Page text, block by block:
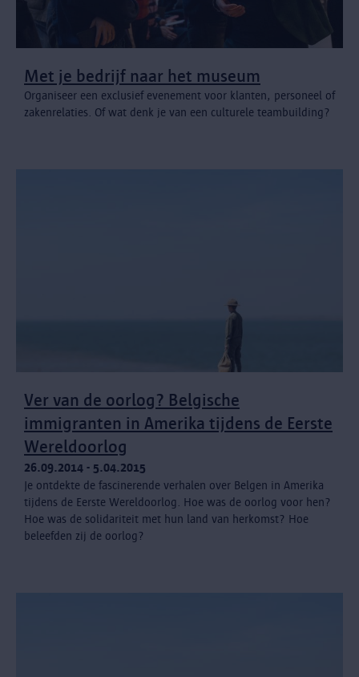
Met je bedrijf naar het museum
Organiseer een exclusief evenement voor klanten, personeel of
zakenrelaties. Of wat denk je van een culturele teambuilding?
Ver van de oorlog? Belgische
immigranten in Amerika tijdens de Eerste
Wereldoorlog
26.09.2014 - 5.04.2015
Je ontdekte de fascinerende verhalen over Belgen in Amerika
tijdens de Eerste Wereldoorlog. Hoe was de oorlog voor hen?
Hoe was de solidariteit met hun land van herkomst? Hoe
beleefden zij de oorlog?